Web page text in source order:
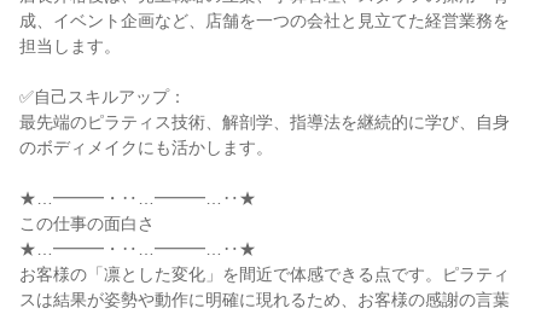
成、イベント企画など、店舗を一つの会社と見立てた経営業務を
担当します。
✅自己スキルアップ：
最先端のピラティス技術、解剖学、指導法を継続的に学び、自身
のボディメイクにも活かします。
★…━━━・‥…━━━…‥★
この仕事の面白さ
★…━━━・‥…━━━…‥★
お客様の「凛とした変化」を間近で体感できる点です。ピラティ
スは結果が姿勢や動作に明確に現れるため、お客様の感謝の言葉